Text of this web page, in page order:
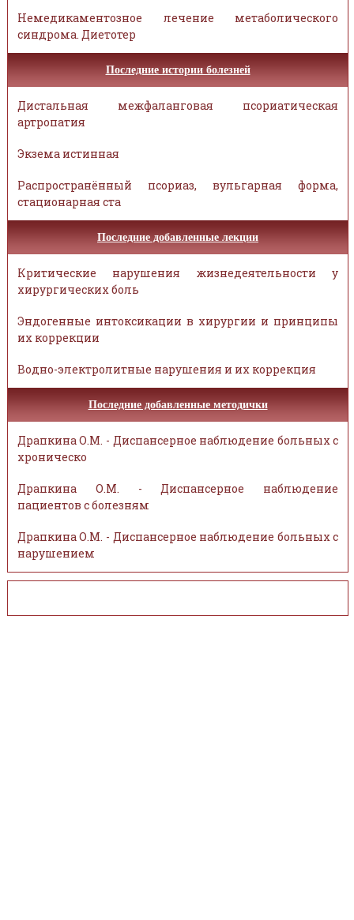
Немедикаментозное лечение метаболического
синдрома. Диетотер
Последние истории болезней
Дистальная межфаланговая псориатическая
артропатия
Экзема истинная
Распространённый псориаз, вульгарная форма,
стационарная ста
Последние добавленные лекции
Критические нарушения жизнедеятельности у
хирургических боль
Эндогенные интоксикации в хирургии и принципы
их коррекции
Водно-электролитные нарушения и их коррекция
Последние добавленные методички
Драпкина О.М. - Диспансерное наблюдение больных с
хроническо
Драпкина О.М. - Диспансерное наблюдение
пациентов с болезням
Драпкина О.М. - Диспансерное наблюдение больных с
нарушением